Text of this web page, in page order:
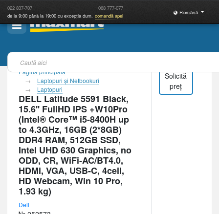
022 837-707 068 777-077
de la 9:00 până la 19:00 cu excepția dum. comandă apel
Română
Pagina principală
Laptopuri şi Netbookuri
Laptopuri
DELL Latitude 5591 Black,
15.6'' FullHD lPS +W10Pro
(Intel® Core™ i5-8400H up
to 4.3GHz, 16GB (2*8GB)
DDR4 RAM, 512GB SSD,
Intel UHD 630 Graphics, no
ODD, CR, WiFi-AC/BT4.0,
HDMl, VGA, USB-C, 4cell,
HD Webcam, Win 10 Pro,
1.93 kg)
Dell
Solicită
preț